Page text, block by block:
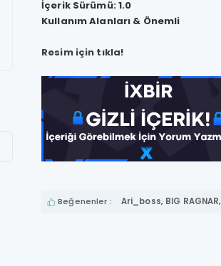
İçerik Sürümü: 1.0
Kullanım Alanları & Önemli
Resim için tıkla!
Beğenenler : Ari_boss, BIG RAGNAR,